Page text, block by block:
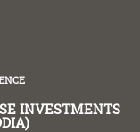
INVESTMENTS